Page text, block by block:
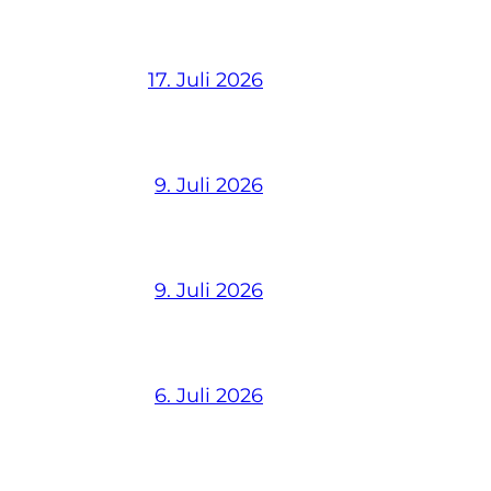
17. Juli 2026
9. Juli 2026
9. Juli 2026
6. Juli 2026